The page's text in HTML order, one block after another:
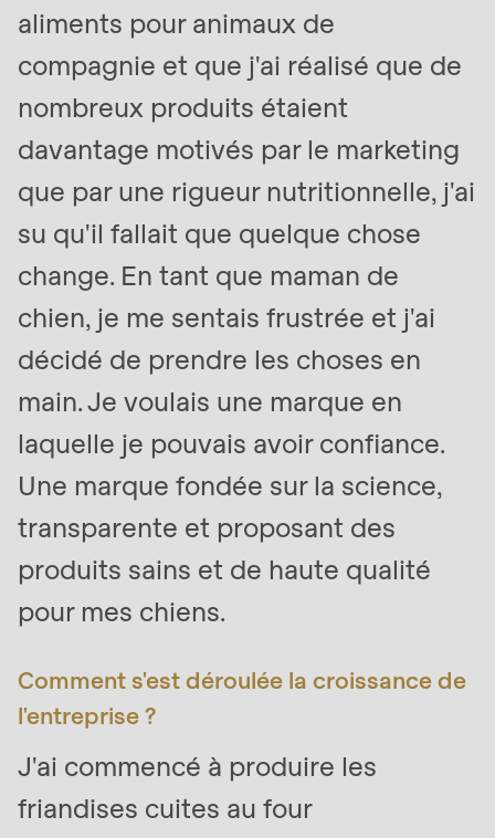
{closure}
(line
597
of
Deprecated
function
mb_substr():
Passing
null
to
#1
($string)
type
string
is
>Drupal\rondo_contact\
{closure}
(line
aliments pour animaux de
compagnie et que j'ai réalisé que de
nombreux produits étaient
davantage motivés par le marketing
que par une rigueur nutritionnelle, j'ai
su qu'il fallait que quelque chose
change. En tant que maman de
chien, je me sentais frustrée et j'ai
décidé de prendre les choses en
main. Je voulais une marque en
laquelle je pouvais avoir confiance.
Une marque fondée sur la science,
transparente et proposant des
produits sains et de haute qualité
pour mes chiens.
Comment s'est déroulée la croissance de
l'entreprise ?
J'ai commencé à produire les
friandises cuites au four